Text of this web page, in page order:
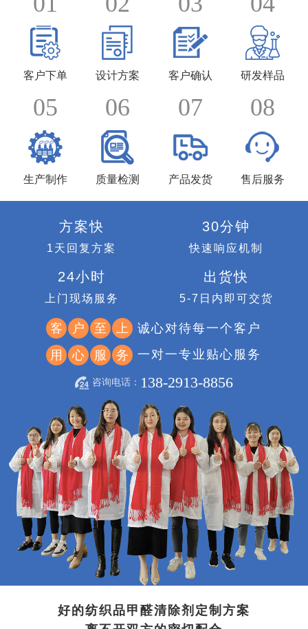
客户下单 设计方案 客户确认 研发样品
05
生产制作
06
质量检测
07
产品发货
08
售后服务
方案快
1天回复方案
30分钟
快速响应机制
24小时
上门现场服务
出货快
5-7日内即可交货
客 户 至 上
诚心对待每一个客户
用
心 服 务 一对一专业贴心服务
咨询电话： 138-2913-8856
好的纺织品甲醛清除剂定制方案